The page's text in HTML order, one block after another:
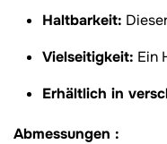
Haltbarkeit:
Vielseitigkeit: Ein
Erhältlich in
Abmessungen :